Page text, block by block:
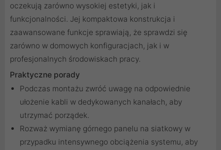
oczekują zarówno wysokiej estetyki, jak i
funkcjonalności. Jej kompaktowa konstrukcja i
zaawansowane funkcje sprawiają, że sprawdzi się
zarówno w domowych konfiguracjach, jak i w
profesjonalnych środowiskach pracy.
Praktyczne porady
Podczas montażu zwróć uwagę na odpowiednie
ułożenie kabli w dedykowanych kanałach, aby
utrzymać porządek.
Rozważ wymianę górnego panelu na siatkowy w
przypadku intensywnego obciążenia systemu, aby